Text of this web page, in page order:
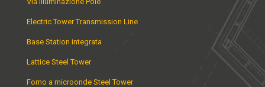
Electric Tower Transmission Line
Base Station integrata
Lattice Steel Tower
Forno a microonde Steel Tower